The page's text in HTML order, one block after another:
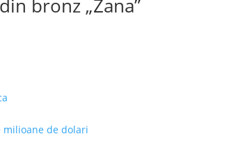
bronz „Zana”
milioane de dolari